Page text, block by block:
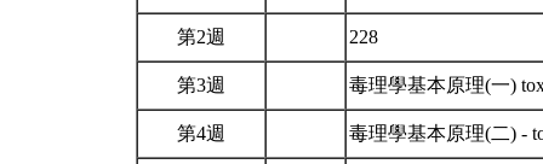
第2週 228
第3週 毒理學基本原理(一)
第4週 毒理學基本原理(二) -